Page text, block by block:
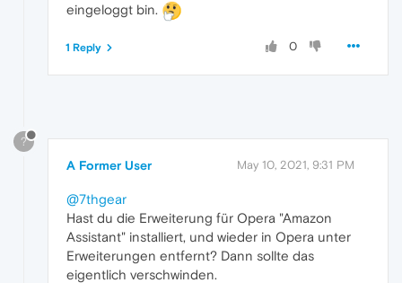
eingeloggt bin.
0
1 Reply
?
A Former User May 10, 2021, 9:31 PM
@7thgear
Hast du die Erweiterung für Opera "Amazon
Assistant" installiert, und wieder in Opera unter
Erweiterungen entfernt? Dann sollte das
eigentlich verschwinden.